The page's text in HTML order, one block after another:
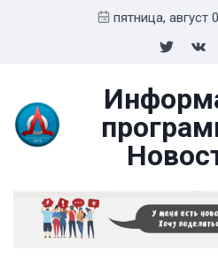
пятница, август